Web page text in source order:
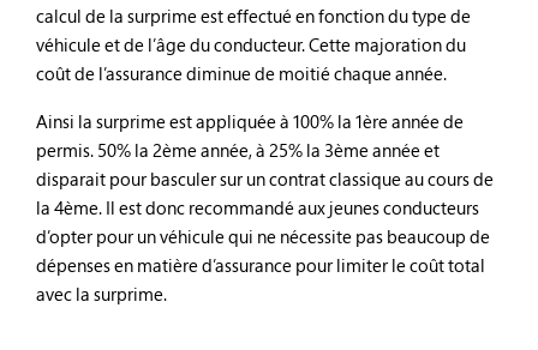
calcul de la surprime est effectué en fonction du type de
véhicule et de l’âge du conducteur. Cette majoration du
coût de l’assurance diminue de moitié chaque année.
Ainsi la surprime est appliquée à 100% la 1ère année de
permis. 50% la 2ème année, à 25% la 3ème année et
disparait pour basculer sur un contrat classique au cours de
la 4ème. Il est donc recommandé aux jeunes conducteurs
d’opter pour un véhicule qui ne nécessite pas beaucoup de
dépenses en matière d’assurance pour limiter le coût total
avec la surprime.